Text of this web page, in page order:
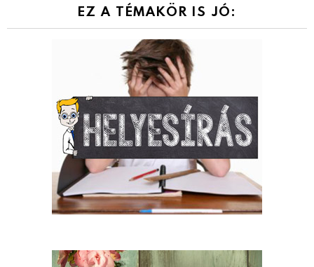
EZ A TÉMAKÖR IS JÓ: